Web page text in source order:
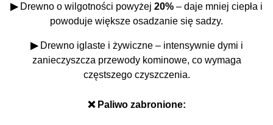
▶Drewno o wilgotności powyżej 20% – daje mniej ciepła i
powoduje większe osadzanie się sadzy.
▶Drewno iglaste i żywiczne – intensywnie dymi i
zanieczyszcza przewody kominowe, co wymaga
częstszego czyszczenia.
❌ Paliwo zabronione: